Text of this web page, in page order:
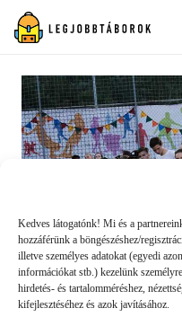
Kedves látogatónk! Mi és a
hozzáférünk a böngészéshez/
illetve személyes adatokat (egyedi
információkat stb.) kezelünk
hirdetés- és tartalomméréshez,
kifejlesztéséhez és azok javításához.